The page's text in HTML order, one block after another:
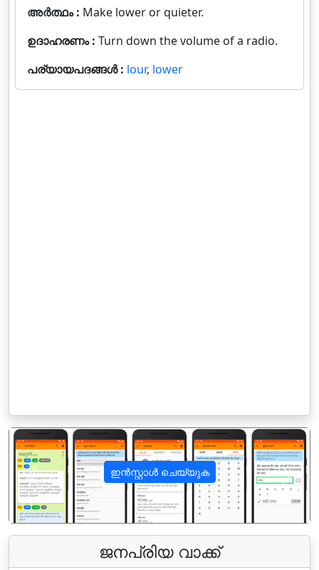
അർത്ഥം : Make lower or quieter.
ഉദാഹരണം : Turn down the volume of a radio.
പര്യായപദങ്ങൾ : lour, lower
ഇൻസ്റ്റാൾ ചെയ്യുക
पिछला अगला
ജനപ്രിയ വാക്ക്